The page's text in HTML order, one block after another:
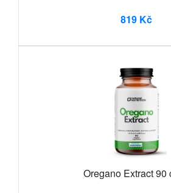
819 Kč
Oregano Extract 90